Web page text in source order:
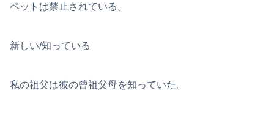
ペットは禁止されている。
新しい/知っている
私の祖父は彼の曾祖父母を知っていた。